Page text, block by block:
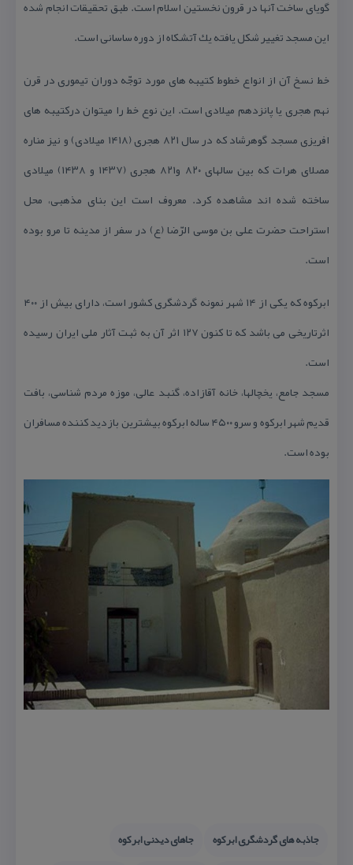
گویای ساخت آنها در قرون نخستین اسلام است. طبق تحقیقات انجام شده
این مسجد تغییر شكل یافته یك آتشكاه از دوره ساسانی است.
خط نسخ آن از انواع خطوط كتیبه‌ های مورد توجّه دوران تیموری در قرن
نهم هجری یا پانزدهم میلادی است. این نوع خط را میتوان دركتیبه های
افریزی مسجد گوهرشاد كه در سال ۸۲۱ هجری (۱۴۱۸ میلادی) و نیز مناره
مصلای هرات كه بین سالهای ۸۲۰ و۸۲۱ هجری (۱۴۳۷ و ۱۴۳۸) میلادی
ساخته شده اند مشاهده كرد. معروف است این بنای مذهبی، محل
استراحت حضرت علی بن موسی‌ الرّضا (ع) در سفر از مدینه تا مرو بوده
است.
ابركوه كه یكی از ۱۴ شهر نمونه گردشگری كشور است، دارای بیش از ۴۰۰
اثرتاریخی می باشد كه تا كنون ۱۲۷ اثر آن به ثبت آثار ملی ایران رسیده
است.
مسجد جامع، یخچالها، خانه آقازاده، گنبد عالی، موزه مردم شناسی، بافت
قدیم شهر ابركوه و سرو ۴۵۰۰ ساله ابركوه بیشترین بازدید كننده مسافران
بوده است.
جاذبه های گردشگری ابركوه
جاهای دیدنی ابركوه